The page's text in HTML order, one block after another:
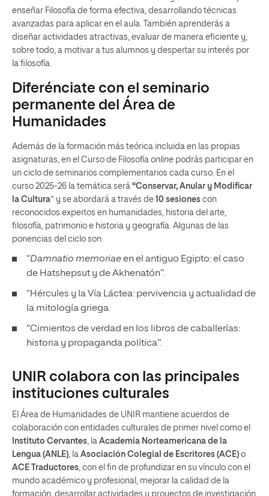
enseñar Filosofía de forma efectiva, desarrollando técnicas
avanzadas para aplicar en el aula. También aprenderás a
diseñar actividades atractivas, evaluar de manera eficiente y,
sobre todo, a motivar a tus alumnos y despertar su interés por
la filosofía.
Diferénciate con el seminario
permanente del Área de
Humanidades
Además de la formación más teórica incluida en las propias
asignaturas, en el Curso de Filosofía online podrás participar en
un ciclo de seminarios complementarios cada curso. En el
curso 2025-26 la temática será “Conservar, Anular y Modificar
la Cultura” y se abordará a través de 10 sesiones con
reconocidos expertos en humanidades, historia del arte,
filosofía, patrimonio e historia y geografía. Algunas de las
ponencias del ciclo son:
“Damnatio memoriaeen el antiguo Egipto: el caso
de Hatshepsut y de Akhenatón”.
“Hércules y la Vía Láctea: pervivencia y actualidad de
la mitología griega.
“Cimientos de verdad en los libros de caballerías:
historia y propaganda política”.
UNIR colabora con las principales
instituciones culturales
El Área de Humanidades de UNIR mantiene acuerdos de
colaboración con entidades culturales de primer nivel como el
Instituto Cervantes, la Academia Norteamericana de la
Lengua (ANLE), la Asociación Colegial de Escritores (ACE) o
ACE Traductores, con el fin de profundizar en su vínculo con el
mundo académico y profesional, mejorar la calidad de la
formación, desarrollar actividades y proyectos de investigación